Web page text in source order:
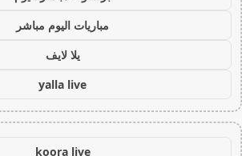
مباريات اليوم مباشر
يلا لايف
yalla live
koora live